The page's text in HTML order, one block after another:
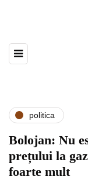
politica
Bolojan: Nu
prețului la
foarte mult